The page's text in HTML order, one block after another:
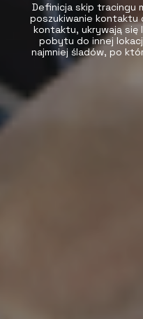
Definicja skip tracingu
poszukiwanie kontaktu
kontaktu, ukrywają się
pobytu do innej
najmniej śladów, po